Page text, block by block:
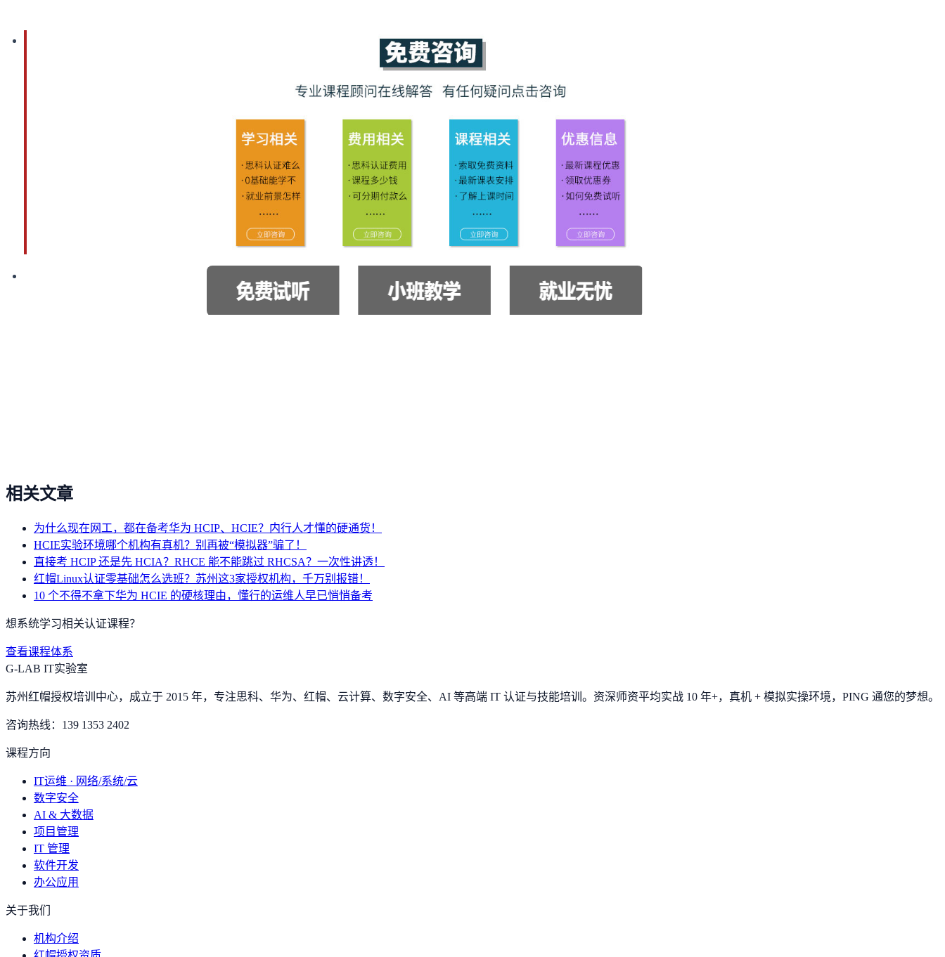
相关文章
为什么现在网工，都在备考华为 HCIP、HCIE？内行人才懂的硬通货！
HCIE实验环境哪个机构有真机？别再被“模拟器”骗了！
直接考 HCIP 还是先 HCIA？RHCE 能不能跳过 RHCSA？一次性讲透！
红帽Linux认证零基础怎么选班？苏州这3家授权机构，千万别报错！
10 个不得不拿下华为 HCIE 的硬核理由，懂行的运维人早已悄悄备考
想系统学习相关认证课程？
查看课程体系
G-LAB IT实验室
苏州红帽授权培训中心，成立于 2015 年，专注思科、华为、红帽、云计算、数字安全、AI 等高端 IT 认证与技能培训。资深师资平均实战 10 年+，真机 + 模拟实操环境， PING 通您的梦想。
咨询热线： 139 1353 2402
课程方向
IT运维 · 网络/系统/云
数字安全
AI & 大数据
项目管理
IT 管理
软件开发
办公应用
关于我们
机构介绍